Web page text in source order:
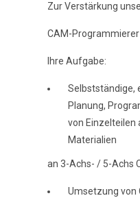
Zur Verstärkung
CAM-
Ihre Aufgabe:
Selbstständige,
Planung,
von Einzelteilen
Materialien
an 3-Achs- / 5-Achs
Umsetzung von